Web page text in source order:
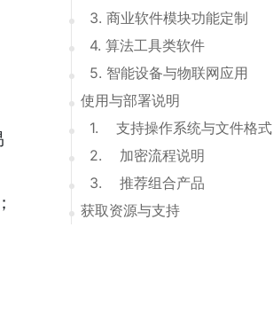
3. 商业软件模块功能定制
4. 算法工具类软件
5. 智能设备与物联网应用
使用与部署说明
1. 支持操作系统与文件格式
2. 加密流程说明
3. 推荐组合产品
获取资源与支持